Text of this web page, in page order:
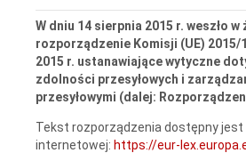
W dniu 14 sierpnia 2015 r. weszło w
rozporządzenie Komisji (UE) 2015/
2015 r. ustanawiające wytyczne
zdolności przesyłowych i
przesyłowymi (dalej:
Tekst rozporządzenia dostępny jest
internetowej: https://eur-